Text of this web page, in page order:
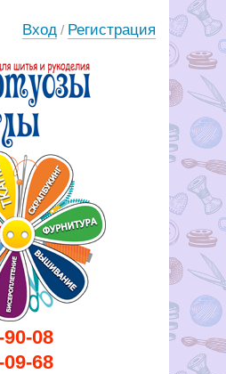
08
68
Товары для
Вход / Регистрация